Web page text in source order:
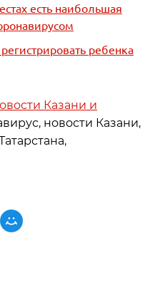
есть наибольшая
ребенка
Казани и
новости Казани,